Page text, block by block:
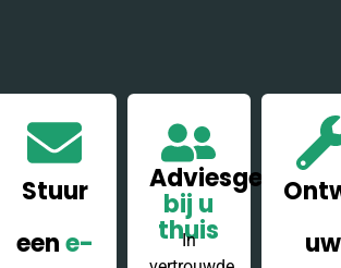
Stuur
eene-
Adviesgesprek
bij u
thuis
In
uw